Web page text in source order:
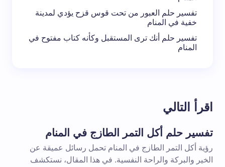
تفسير حلم العبور من تحت قوس قزح يؤدي لمدينة
خفية في المنام
تفسير حلم أنك ترى المستقبل وكأنه كتاب مفتوح في
المنام
اقرأ التالي
تفسير حلم أكل التمر الطازج في المنام
رؤية أكل التمر الطازج في المنام تحمل رسائل عميقة عن
الخير والبركة والراحة النفسية. في هذا المقال، نستكشف